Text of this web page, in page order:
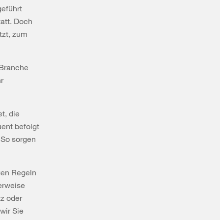
Doch
zum
die
befolgt
sorgen
Regeln
oder
Sie